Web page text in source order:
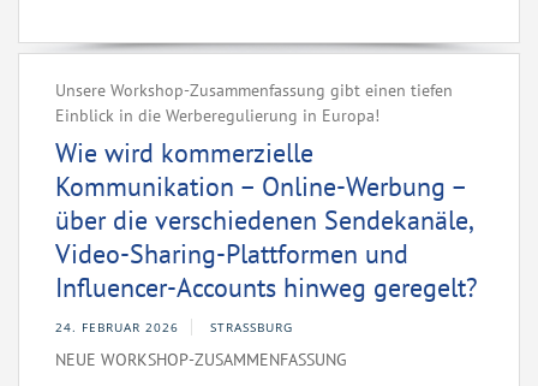
Unsere Workshop-Zusammenfassung gibt einen tiefen
Einblick in die Werberegulierung in Europa!
Wie wird kommerzielle
Kommunikation – Online-Werbung –
über die verschiedenen Sendekanäle,
Video-Sharing-Plattformen und
Influencer-Accounts hinweg geregelt?
24. FEBRUAR 2026 STRASSBURG
NEUE WORKSHOP-ZUSAMMENFASSUNG